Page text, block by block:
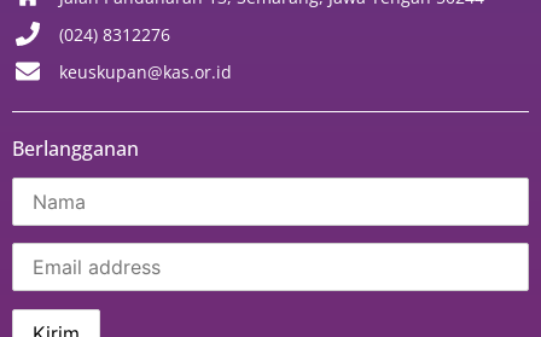
(024) 8312276
keuskupan@kas.or.id
Berlangganan